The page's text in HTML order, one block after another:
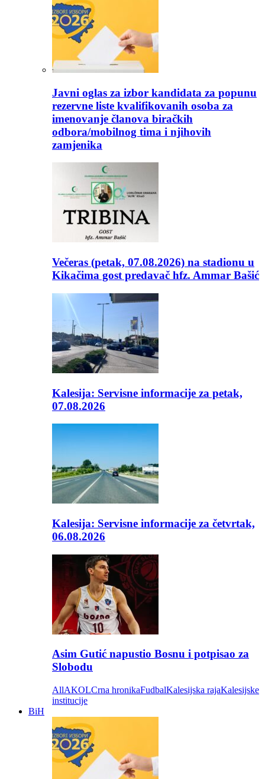
Javni oglas za izbor kandidata za popunu
rezervne liste kvalifikovanih osoba za
imenovanje članova biračkih
odbora/mobilnog tima i njihovih
zamjenika
Večeras (petak, 07.08.2026) na stadionu u
Kikačima gost predavač hfz. Ammar Bašić
Kalesija: Servisne informacije za petak,
07.08.2026
Kalesija: Servisne informacije za četvrtak,
06.08.2026
Asim Gutić napustio Bosnu i potpisao za
Slobodu
AllAKOLCrna hronikaFudbalKalesijska rajaKalesijske
institucije
BiH